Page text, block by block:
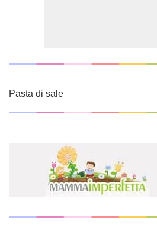
Pasta di sale